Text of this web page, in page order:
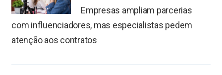
Empresas ampliam parcerias
com influenciadores, mas especialistas pedem
atenção aos contratos